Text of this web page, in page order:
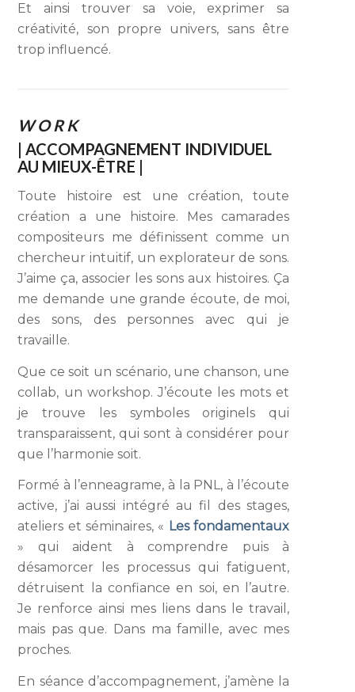
Et ainsi trouver sa voie, exprimer sa
créativité, son propre univers, sans être
trop influencé.
W O R K
| ACCOMPAGNEMENT INDIVIDUEL
AU MIEUX-ÊTRE |
Toute histoire est une création, toute
création a une histoire. Mes camarades
compositeurs me définissent comme un
chercheur intuitif, un explorateur de sons.
J’aime ça, associer les sons aux histoires. Ça
me demande une grande écoute, de moi,
des sons, des personnes avec qui je
travaille.
Que ce soit un scénario, une chanson, une
collab, un workshop. J’écoute les mots et
je trouve les symboles originels qui
transparaissent, qui sont à considérer pour
que l’harmonie soit.
Formé à l’enneagrame, à la PNL, à l’écoute
active, j’ai aussi intégré au fil des stages,
ateliers et séminaires, « Les fondamentaux
» qui aident à comprendre puis à
désamorcer les processus qui fatiguent,
détruisent la confiance en soi, en l’autre.
Je renforce ainsi mes liens dans le travail,
mais pas que. Dans ma famille, avec mes
proches.
En séance d’accompagnement, j’amène la